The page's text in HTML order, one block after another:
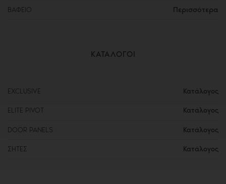
ΒΑΦΕΙΟ Περισσότερα
ΚΑΤΑΛΟΓΟΙ
EXCLUSIVE Κατάλογος
ELITE PIVOT Κατάλογος
DOOR PANELS Κατάλογος
ΣΗΤΕΣ Κατάλογος